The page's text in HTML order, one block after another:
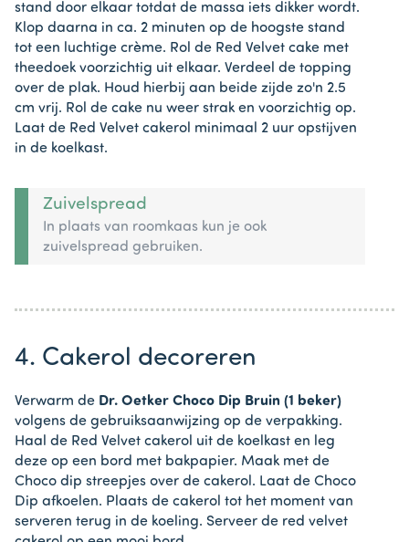
stand door elkaar totdat de massa iets dikker wordt.
Klop daarna in ca. 2 minuten op de hoogste stand
tot een luchtige crème. Rol de Red Velvet cake met
theedoek voorzichtig uit elkaar. Verdeel de topping
over de plak. Houd hierbij aan beide zijde zo'n 2.5
cm vrij. Rol de cake nu weer strak en voorzichtig op.
Laat de Red Velvet cakerol minimaal 2 uur opstijven
in de koelkast.
Zuivelspread
In plaats van roomkaas kun je ook
zuivelspread gebruiken.
4. Cakerol decoreren
Verwarm de Dr. Oetker Choco Dip Bruin (1 beker)
volgens de gebruiksaanwijzing op de verpakking.
Haal de Red Velvet cakerol uit de koelkast en leg
deze op een bord met bakpapier. Maak met de
Choco dip streepjes over de cakerol. Laat de Choco
Dip afkoelen. Plaats de cakerol tot het moment van
serveren terug in de koeling. Serveer de red velvet